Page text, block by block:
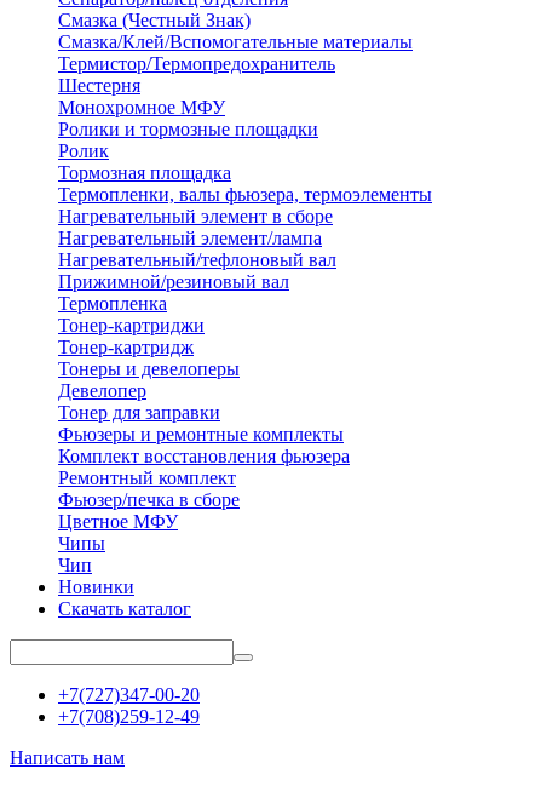
Смазка (Честный Знак)
Смазка/Клей/Вспомогательные материалы
Термистор/Термопредохранитель
Шестерня
Монохромное МФУ
Ролики и тормозные площадки
Ролик
Тормозная площадка
Термопленки, валы фьюзера, термоэлементы
Нагревательный элемент в сборе
Нагревательный элемент/лампа
Нагревательный/тефлоновый вал
Прижимной/резиновый вал
Термопленка
Тонер-картриджи
Тонер-картридж
Тонеры и девелоперы
Девелопер
Тонер для заправки
Фьюзеры и ремонтные комплекты
Комплект восстановления фьюзера
Ремонтный комплект
Фьюзер/печка в сборе
Цветное МФУ
Чипы
Чип
Новинки
Скачать каталог
+7(727)347-00-20
+7(708)259-12-49
Написать нам